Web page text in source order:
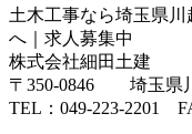
土木工事なら埼玉県川
へ｜求人募集中
株式会社細田土建
〒350-0846 埼玉県
TEL：049-223-2201